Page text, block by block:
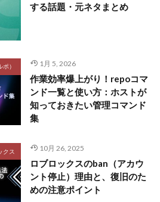
する話題・元ネタまとめ
） 1月 5, 2026
作業効率爆上がり！repoコマ
ンド一覧と使い方：ホストが
知っておきたい管理コマンド
集
クス 10月 26, 2025
ロブロックスのban（アカウ
ント停止）理由と、復旧のた
めの注意ポイント